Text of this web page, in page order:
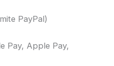
PayPal)
Pay, Apple Pay,